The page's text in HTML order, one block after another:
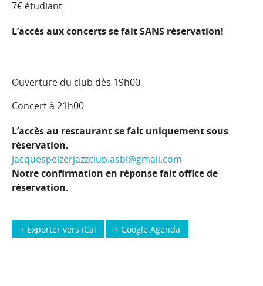
7€ étudiant
L’accès aux concerts se fait SANS réservation!
Ouverture du club dès 19h00
Concert à 21h00
L’accès au restaurant se fait uniquement sous
réservation.
jacquespelzerjazzclub.asbl@gmail.com
Notre confirmation en réponse fait office de
réservation.
+ Google Agenda
+ Exporter vers iCal